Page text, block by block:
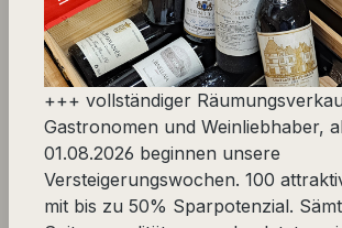
Kühl-Manschette
Produkte filtern
+++ vollständiger
Gastronomen und Weinliebhaber,
01.08.2026 beginnen unsere
Versteigerungswochen. 100
mit bis zu 50% Sparpotenzial.